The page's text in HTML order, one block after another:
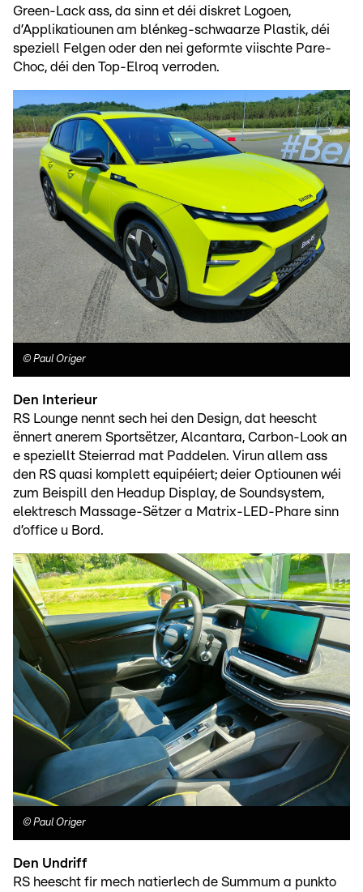
Green-Lack ass, da sinn et déi diskret Logoen,
d’Applikatiounen am blénkeg-schwaarze Plastik, déi
speziell Felgen oder den nei geformte viischte Pare-
Choc, déi den Top-Elroq verroden.
© Paul Origer
Den Interieur
RS Lounge nennt sech hei den Design, dat heescht
ënnert anerem Sportsëtzer, Alcantara, Carbon-Look an
e speziellt Steierrad mat Paddelen. Virun allem ass
den RS quasi komplett equipéiert; deier Optiounen wéi
zum Beispill den Headup Display, de Soundsystem,
elektresch Massage-Sëtzer a Matrix-LED-Phare sinn
d’office u Bord.
© Paul Origer
Den Undriff
RS heescht fir mech natierlech de Summum a punkto